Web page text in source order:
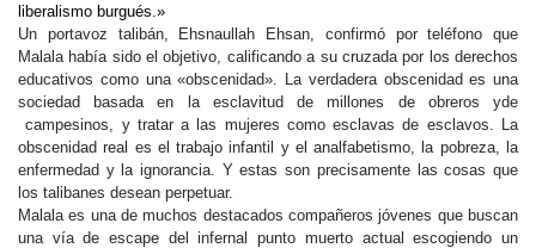
liberalismo burgués.»
Un portavoz talibán, Ehsnaullah Ehsan, confirmó por teléfono que
Malala había sido el objetivo, calificando a su cruzada por los derechos
educativos como una «obscenidad». La verdadera obscenidad es una
sociedad basada en la esclavitud de millones de obreros yde
campesinos, y tratar a las mujeres como esclavas de esclavos. La
obscenidad real es el trabajo infantil y el analfabetismo, la pobreza, la
enfermedad y la ignorancia. Y estas son precisamente las cosas que
los talibanes desean perpetuar.
Malala es una de muchos destacados compañeros jóvenes que buscan
una vía de escape del infernal punto muerto actual escogiendo un